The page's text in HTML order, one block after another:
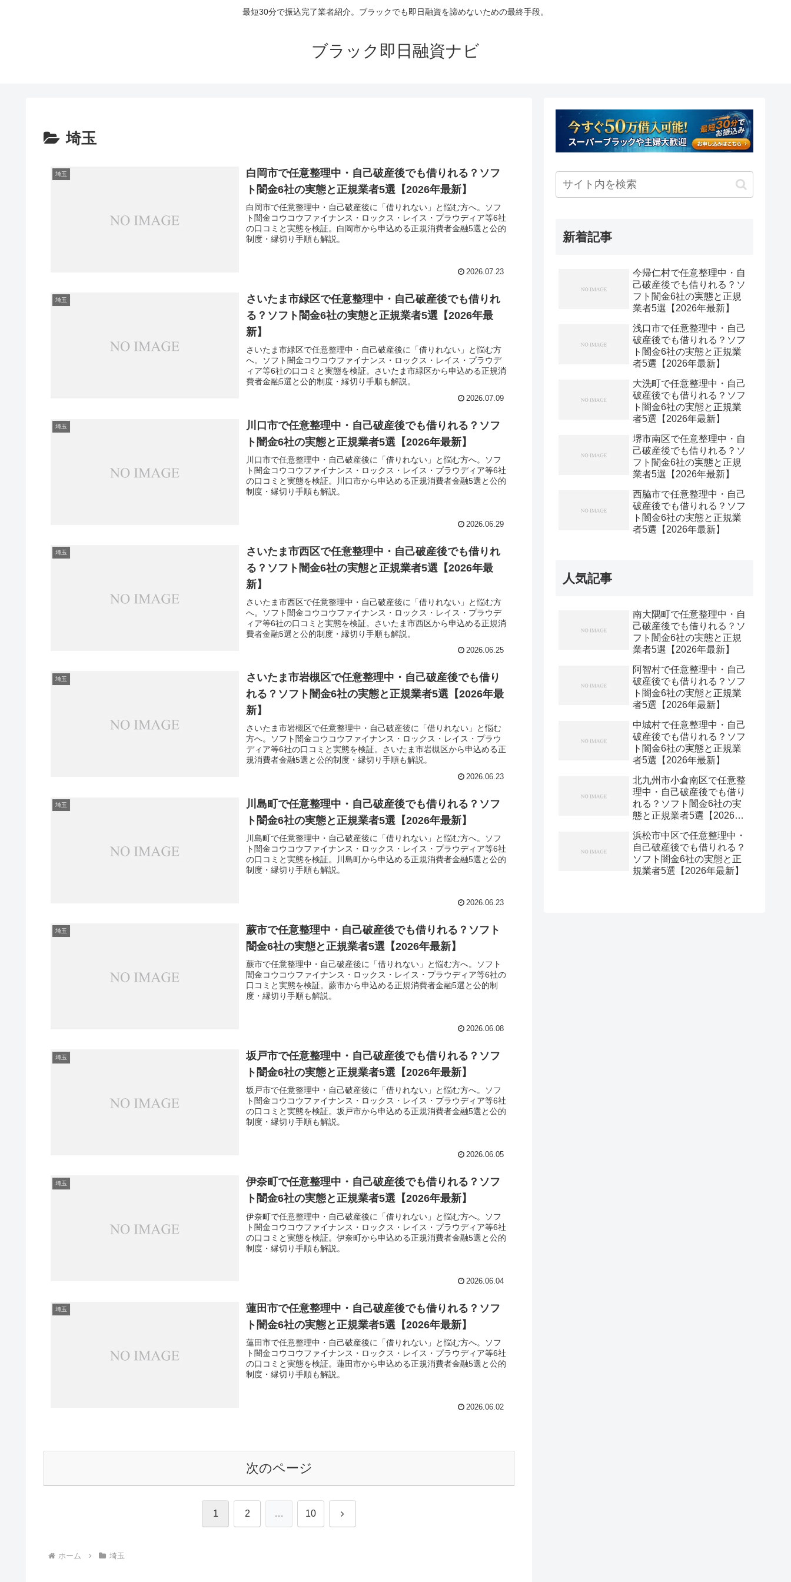
最短30分で振込完了業者紹介。ブラックでも即日融資を諦めないための最終手段。
ブラック即日融資ナビ
埼玉
埼玉
白岡市で任意整理中・自己破産後でも借りれる？ソフ
ト闇金6社の実態と正規業者5選【2026年最新】
白岡市で任意整理中・自己破産後に「借りれない」と悩む方へ。ソフ
ト闇金コウコウファイナンス・ロックス・レイス・プラウディア等6社
の口コミと実態を検証。白岡市から申込める正規消費者金融5選と公的
制度・縁切り手順も解説。
2026.07.23
埼玉
さいたま市緑区で任意整理中・自己破産後でも借りれ
る？ソフト闇金6社の実態と正規業者5選【2026年最
新】
さいたま市緑区で任意整理中・自己破産後に「借りれない」と悩む方
へ。ソフト闇金コウコウファイナンス・ロックス・レイス・プラウデ
ィア等6社の口コミと実態を検証。さいたま市緑区から申込める正規消
費者金融5選と公的制度・縁切り手順も解説。
2026.07.09
埼玉
川口市で任意整理中・自己破産後でも借りれる？ソフ
ト闇金6社の実態と正規業者5選【2026年最新】
川口市で任意整理中・自己破産後に「借りれない」と悩む方へ。ソフ
ト闇金コウコウファイナンス・ロックス・レイス・プラウディア等6社
の口コミと実態を検証。川口市から申込める正規消費者金融5選と公的
制度・縁切り手順も解説。
2026.06.29
埼玉
さいたま市西区で任意整理中・自己破産後でも借りれ
る？ソフト闇金6社の実態と正規業者5選【2026年最
新】
さいたま市西区で任意整理中・自己破産後に「借りれない」と悩む方
へ。ソフト闇金コウコウファイナンス・ロックス・レイス・プラウデ
ィア等6社の口コミと実態を検証。さいたま市西区から申込める正規消
費者金融5選と公的制度・縁切り手順も解説。
2026.06.25
埼玉
さいたま市岩槻区で任意整理中・自己破産後でも借り
れる？ソフト闇金6社の実態と正規業者5選【2026年最
新】
さいたま市岩槻区で任意整理中・自己破産後に「借りれない」と悩む
方へ。ソフト闇金コウコウファイナンス・ロックス・レイス・プラウ
ディア等6社の口コミと実態を検証。さいたま市岩槻区から申込める正
規消費者金融5選と公的制度・縁切り手順も解説。
2026.06.23
埼玉
川島町で任意整理中・自己破産後でも借りれる？ソフ
ト闇金6社の実態と正規業者5選【2026年最新】
川島町で任意整理中・自己破産後に「借りれない」と悩む方へ。ソフ
ト闇金コウコウファイナンス・ロックス・レイス・プラウディア等6社
の口コミと実態を検証。川島町から申込める正規消費者金融5選と公的
制度・縁切り手順も解説。
2026.06.23
埼玉
蕨市で任意整理中・自己破産後でも借りれる？ソフト
闇金6社の実態と正規業者5選【2026年最新】
蕨市で任意整理中・自己破産後に「借りれない」と悩む方へ。ソフト
闇金コウコウファイナンス・ロックス・レイス・プラウディア等6社の
口コミと実態を検証。蕨市から申込める正規消費者金融5選と公的制
度・縁切り手順も解説。
2026.06.08
埼玉
坂戸市で任意整理中・自己破産後でも借りれる？ソフ
ト闇金6社の実態と正規業者5選【2026年最新】
坂戸市で任意整理中・自己破産後に「借りれない」と悩む方へ。ソフ
ト闇金コウコウファイナンス・ロックス・レイス・プラウディア等6社
の口コミと実態を検証。坂戸市から申込める正規消費者金融5選と公的
制度・縁切り手順も解説。
2026.06.05
埼玉
伊奈町で任意整理中・自己破産後でも借りれる？ソフ
ト闇金6社の実態と正規業者5選【2026年最新】
伊奈町で任意整理中・自己破産後に「借りれない」と悩む方へ。ソフ
ト闇金コウコウファイナンス・ロックス・レイス・プラウディア等6社
の口コミと実態を検証。伊奈町から申込める正規消費者金融5選と公的
制度・縁切り手順も解説。
2026.06.04
埼玉
蓮田市で任意整理中・自己破産後でも借りれる？ソフ
ト闇金6社の実態と正規業者5選【2026年最新】
蓮田市で任意整理中・自己破産後に「借りれない」と悩む方へ。ソフ
ト闇金コウコウファイナンス・ロックス・レイス・プラウディア等6社
の口コミと実態を検証。蓮田市から申込める正規消費者金融5選と公的
制度・縁切り手順も解説。
2026.06.02
次のページ
1 2 … 10 次
ホーム 埼玉
新着記事
今帰仁村で任意整理中・自
己破産後でも借りれる？ソ
フト闇金6社の実態と正規
業者5選【2026年最新】
浅口市で任意整理中・自己
破産後でも借りれる？ソフ
ト闇金6社の実態と正規業
者5選【2026年最新】
大洗町で任意整理中・自己
破産後でも借りれる？ソフ
ト闇金6社の実態と正規業
者5選【2026年最新】
堺市南区で任意整理中・自
己破産後でも借りれる？ソ
フト闇金6社の実態と正規
業者5選【2026年最新】
西脇市で任意整理中・自己
破産後でも借りれる？ソフ
ト闇金6社の実態と正規業
者5選【2026年最新】
人気記事
南大隅町で任意整理中・自
己破産後でも借りれる？ソ
フト闇金6社の実態と正規
業者5選【2026年最新】
阿智村で任意整理中・自己
破産後でも借りれる？ソフ
ト闇金6社の実態と正規業
者5選【2026年最新】
中城村で任意整理中・自己
破産後でも借りれる？ソフ
ト闇金6社の実態と正規業
者5選【2026年最新】
北九州市小倉南区で任意整
理中・自己破産後でも借り
れる？ソフト闇金6社の実
態と正規業者5選【2026年
浜松市中区で任意整理中・
自己破産後でも借りれる？
ソフト闇金6社の実態と正
規業者5選【2026年最新】